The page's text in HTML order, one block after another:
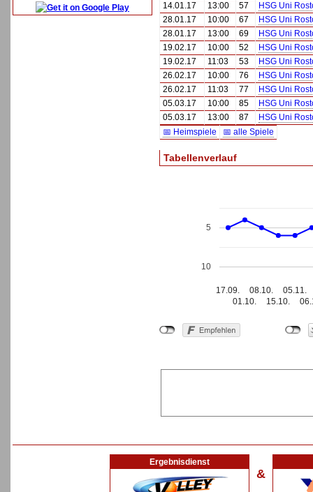
14.01.17
13:00 57
HSG Uni
28.01.17
10:00 67
HSG Uni
28.01.17
13:00 69
HSG Uni
19.02.17
10:00 52
HSG Uni
19.02.17
11:03 53
HSG Uni
26.02.17
10:00 76
HSG Uni
26.02.17
11:03 77
HSG Uni
05.03.17
10:00 85
HSG Uni
05.03.17
13:00 87
HSG Uni
📅 Heimspiele
📅 alle Spiele
Tabellenverlauf
17.09.
01.10.
08.10.
15.10.
05.11.
5
10
Ergebnisdienst
&